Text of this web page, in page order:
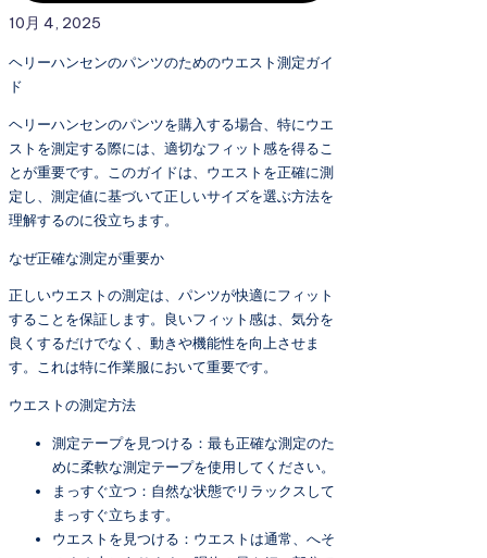
10月 4, 2025
ヘリーハンセンのパンツのためのウエスト測定ガイ
ド
ヘリーハンセンのパンツを購入する場合、特にウエ
ストを測定する際には、適切なフィット感を得るこ
とが重要です。このガイドは、ウエストを正確に測
定し、測定値に基づいて正しいサイズを選ぶ方法を
理解するのに役立ちます。
なぜ正確な測定が重要か
正しいウエストの測定は、パンツが快適にフィット
することを保証します。良いフィット感は、気分を
良くするだけでなく、動きや機能性を向上させま
す。これは特に作業服において重要です。
ウエストの測定方法
測定テープを見つける：最も正確な測定のた
めに柔軟な測定テープを使用してください。
まっすぐ立つ：自然な状態でリラックスして
まっすぐ立ちます。
ウエストを見つける：ウエストは通常、へそ